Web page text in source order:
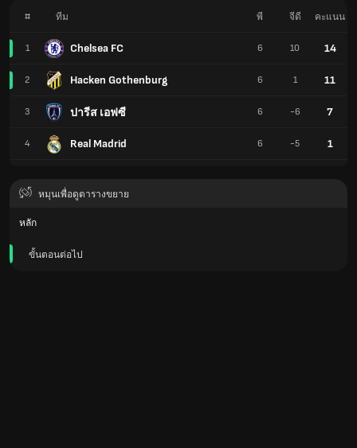
# ทีม
1 Chelsea FC
2 Hacken Gothenburg
3 ปารีส เอฟซี
4 Real Madrid
พี จีดี คะแนน
6 10 14
6 1 11
6 -6 7
6 -5 1
หมุนเพื่อดูตารางขยาย
หลัก
ขั้นตอนต่อไป